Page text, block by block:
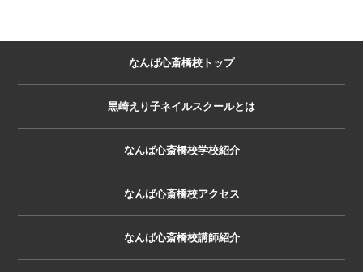
なんば心斎橋校トップ
黒崎えり子ネイルスクールとは
なんば心斎橋校学校紹介
なんば心斎橋校アクセス
なんば心斎橋校講師紹介